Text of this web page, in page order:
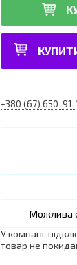
+380 (67) 650-91-
У компанії
товар не